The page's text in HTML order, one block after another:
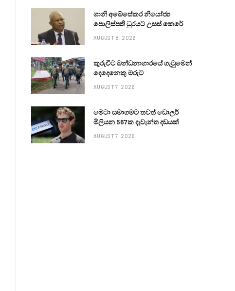
ශානි අබේසේකර නියෝජ්‍ය
පොලිස්පති ධුරයට උසස් කෙරේ
AUGUST 8, 2026
කුරුවිට බන්ධනාගාරයේ ගැටුමෙන්
දෙදෙනෙකු මරුට
AUGUST 7, 2026
මෙටා සමාගමට තවත් ඩොලර්
මිලියන 567ක දැවැන්ත දඩයක්
AUGUST 7, 2026